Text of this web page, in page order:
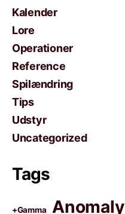
Kalender
Lore
Operationer
Reference
Spilændring
Tips
Udstyr
Uncategorized
Tags
+Gamma Anomaly